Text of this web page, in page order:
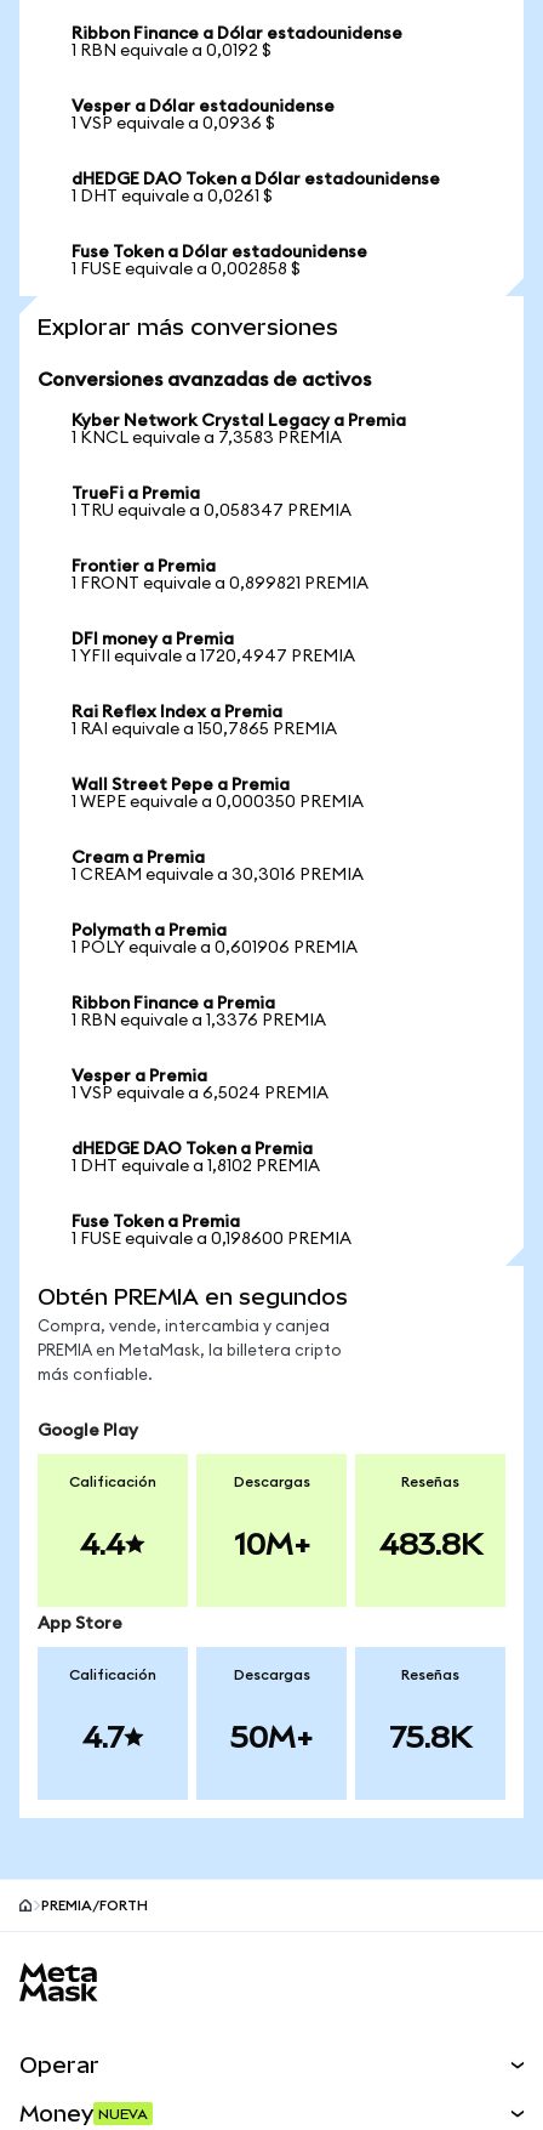
Ribbon Finance a Dólar estadounidense
1 RBN equivale a 0,0192 $
Vesper a Dólar estadounidense
1 VSP equivale a 0,0936 $
dHEDGE DAO Token a Dólar estadounidense
1 DHT equivale a 0,0261 $
Fuse Token a Dólar estadounidense
1 FUSE equivale a 0,002858 $
Explorar más conversiones
Conversiones avanzadas de activos
Kyber Network Crystal Legacy a Premia
1 KNCL equivale a 7,3583 PREMIA
TrueFi a Premia
1 TRU equivale a 0,058347 PREMIA
Frontier a Premia
1 FRONT equivale a 0,899821 PREMIA
DFI money a Premia
1 YFII equivale a 1720,4947 PREMIA
Rai Reflex Index a Premia
1 RAI equivale a 150,7865 PREMIA
Wall Street Pepe a Premia
1 WEPE equivale a 0,000350 PREMIA
Cream a Premia
1 CREAM equivale a 30,3016 PREMIA
Polymath a Premia
1 POLY equivale a 0,601906 PREMIA
Ribbon Finance a Premia
1 RBN equivale a 1,3376 PREMIA
Vesper a Premia
1 VSP equivale a 6,5024 PREMIA
dHEDGE DAO Token a Premia
1 DHT equivale a 1,8102 PREMIA
Fuse Token a Premia
1 FUSE equivale a 0,198600 PREMIA
Obtén PREMIA en segundos
Compra, vende, intercambia y canjea
PREMIA en MetaMask, la billetera cripto
más confiable.
Google Play
Calificación
4.4
Descargas
10M+
Reseñas
483.8K
App Store
Calificación
4.7
Descargas
50M+
Reseñas
75.8K
PREMIA/FORTH
Operar
Money NUEVA